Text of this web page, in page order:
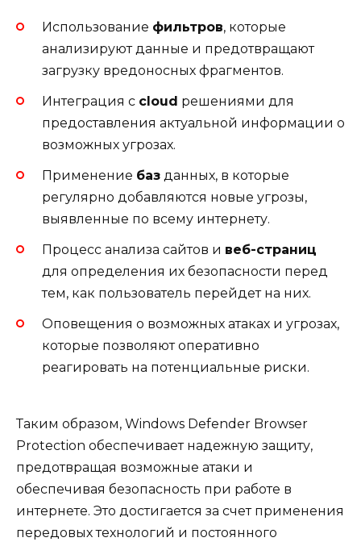
Использование фильтров, которые
анализируют данные и предотвращают
загрузку вредоносных фрагментов.
Интеграция с cloud решениями для
предоставления актуальной информации о
возможных угрозах.
Применение баз данных, в которые
регулярно добавляются новые угрозы,
выявленные по всему интернету.
Процесс анализа сайтов и веб-страниц
для определения их безопасности перед
тем, как пользователь перейдет на них.
Оповещения о возможных атаках и угрозах,
которые позволяют оперативно
реагировать на потенциальные риски.
Таким образом, Windows Defender Browser
Protection обеспечивает надежную защиту,
предотвращая возможные атаки и
обеспечивая безопасность при работе в
интернете. Это достигается за счет применения
передовых технологий и постоянного